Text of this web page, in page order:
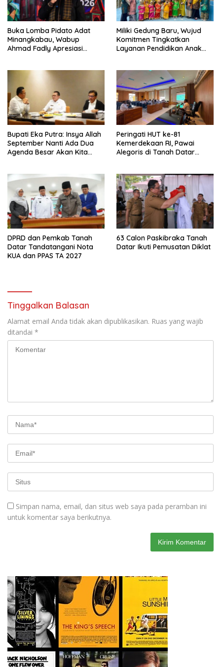
Buka Lomba Pidato Adat
Minangkabau, Wabup
Ahmad Fadly Apresiasi
Miliki Gedung Baru, Wujud
Komitmen Tingkatkan
Layanan Pendidikan Anak
Bupati Eka Putra: Insya Allah
September Nanti Ada Dua
Agenda Besar Akan Kita
Peringati HUT ke-81
Kemerdekaan RI, Pawai
Alegoris di Tanah Datar
DPRD dan Pemkab Tanah
Datar Tandatangani Nota
KUA dan PPAS TA 2027
63 Calon Paskibraka Tanah
Datar Ikuti Pemusatan Diklat
Tinggalkan Balasan
Alamat email Anda tidak akan dipublikasikan. Ruas yang wajib
ditandai *
Simpan nama, email, dan situs web saya pada peramban ini
untuk komentar saya berikutnya.